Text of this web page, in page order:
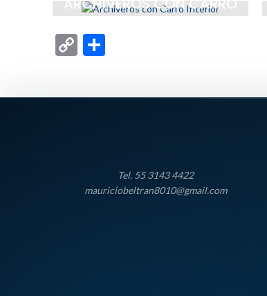
ARCHIVEROS CON CARRO
Copy
Tel. 55 3143 4422
mauriciobeltran8010@gmail.com